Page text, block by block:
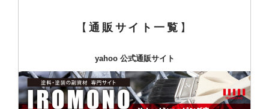
【通販サイト一覧 】
yahoo 公式通販サイト